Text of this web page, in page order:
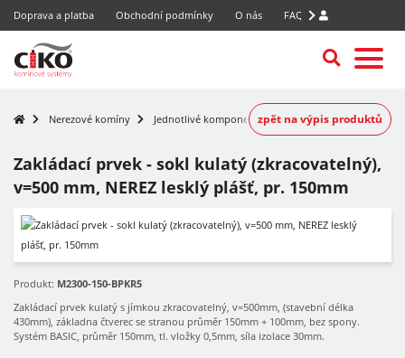
Doprava a platba Obchodní podmínky O nás FAQ
Nerezové komíny Jednotlivé komponentyzpět na výpis produktů
Zakládací prvek - sokl kulatý (zkracovatelný),
v=500 mm, NEREZ lesklý plášť, pr. 150mm
Produkt: M2300-150-BPKR5
Zakládací prvek kulatý s jímkou zkracovatelný, v=500mm, (stavební délka
430mm), základna čtverec se stranou průměr 150mm + 100mm, bez spony.
Systém BASIC, průměr 150mm, tl. vložky 0,5mm, síla izolace 30mm.